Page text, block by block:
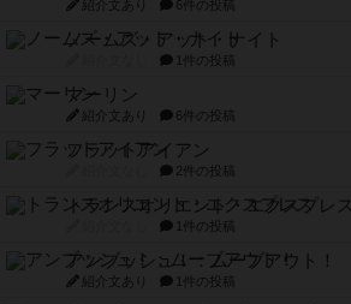
紹介文あり 6件の投稿
ノームズ・アット・ナイト
1件の投稿
マーリン
紹介文あり 6件の投稿
フラットアイアン
2件の投稿
トランスオリエント・エクスプレス
1件の投稿
アンブッシュ！：ムーブアウト！
紹介文あり 1件の投稿